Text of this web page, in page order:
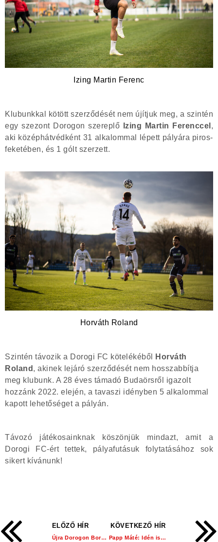
Izing Martin Ferenc
Klubunkkal kötött szerződését nem újítjuk meg, a szintén
egy szezont Dorogon szereplő
Izing Martin Ferenccel ,
aki középhátvédként 31 alkalommal lépett pályára piros-
feketében, és 1 gólt szerzett.
Horváth Roland
Szintén távozik a Dorogi FC kötelékéből
Horváth
Roland , akinek lejáró szerződését nem hosszabbítja
meg klubunk. A 28 éves támadó Budaörsről igazolt
hozzánk 2022. elején, a tavaszi idényben 5 alkalommal
kapott lehetőséget a pályán.
Távozó játékosainknak köszönjük mindazt, amit a
Dorogi FC-ért tettek, pályafutásuk folytatásához sok
sikert kívánunk!
ELŐZŐ HÍR
Újra Dorogon Borsos Vilmos!
KÖVETKEZŐ HÍR
Papp Máté: Idén is meghatározó játékos szeretnék lenni!